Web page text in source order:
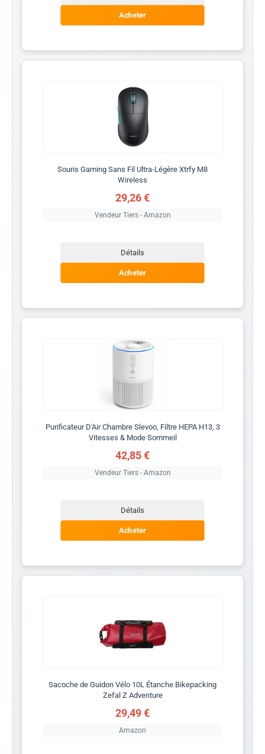
Acheter
Souris Gaming Sans Fil Ultra-Légère Xtrfy M8
Wireless
29,26 €
Vendeur Tiers - Amazon
Détails
Acheter
Purificateur D'Air Chambre Slevoo, Filtre HEPA H13, 3
Vitesses & Mode Sommeil
42,85 €
Vendeur Tiers - Amazon
Détails
Acheter
Sacoche de Guidon Vélo 10L Étanche Bikepacking
Zefal Z Adventure
29,49 €
Amazon